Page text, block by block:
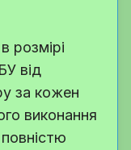
розмірі
від
за кожен
виконання